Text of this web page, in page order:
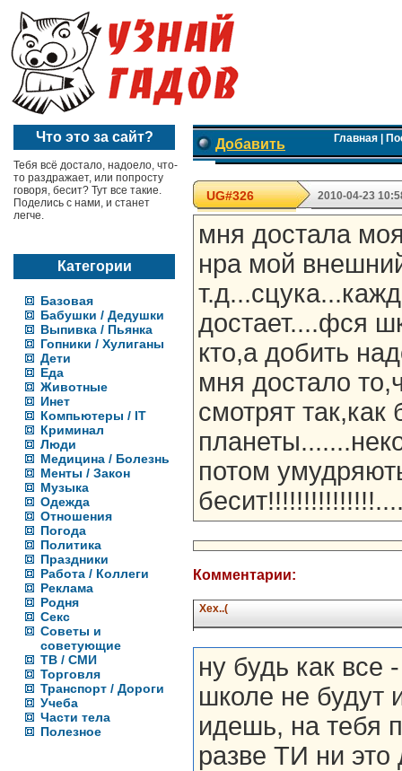
Что это за сайт?
Тебя всё достало, надоело, что-
то раздражает, или попросту
говоря, бесит? Тут все такие.
Поделись с нами, и станет
легче.
Категории
Базовая
Бабушки / Дедушки
Выпивка / Пьянка
Гопники / Хулиганы
Дети
Еда
Животные
Инет
Компьютеры / IT
Криминал
Люди
Медицина / Болезнь
Менты / Закон
Музыка
Одежда
Отношения
Погода
Политика
Праздники
Работа / Коллеги
Реклама
Родня
Секс
Советы и
советующие
ТВ / СМИ
Торговля
Транспорт / Дороги
Учеба
Части тела
Полезное
Добавить Главная|
UG#326 2010-04-23
мня достала
нра мой
достает....фся
кто,а добить
мня достало
смотрят так,как
потом
Комментарии:
Хех..(
ну будь как все
школе не будут
идешь, на тебя
разве ТИ ни